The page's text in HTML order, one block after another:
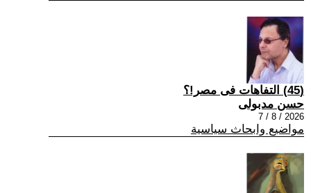
(45) التفاهات فى مصر!؟
حسن مدبولى
2026 / 8 / 7
مواضيع وابحاث سياسية